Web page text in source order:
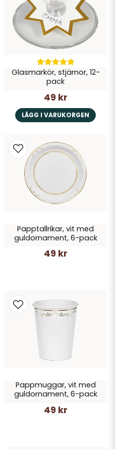
Glasmarkör, stjärnor, 12-
pack
49 kr
LÄGG I VARUKORGEN
Papptallrikar, vit med
guldornament, 6-pack
49 kr
Pappmuggar, vit med
guldornament, 6-pack
49 kr